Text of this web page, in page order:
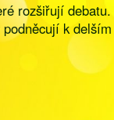
rozšiřují
k